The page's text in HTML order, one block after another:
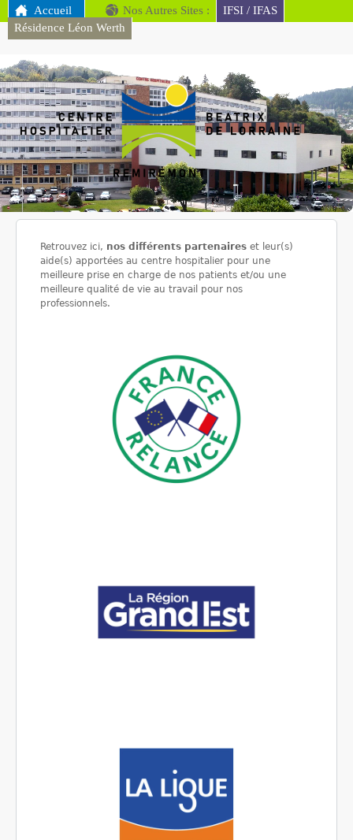
Aller au contenu
MENU PRINCIPAL
Accueil Nos Autres Sites :
IFSI / IFAS
Résidence Léon Werth
CH
Remiremont
Retrouvez ici, nos différents partenaires et leur(s)
aide(s) apportées au centre hospitalier pour une
meilleure prise en charge de nos patients et/ou une
meilleure qualité de vie au travail pour nos
professionnels.